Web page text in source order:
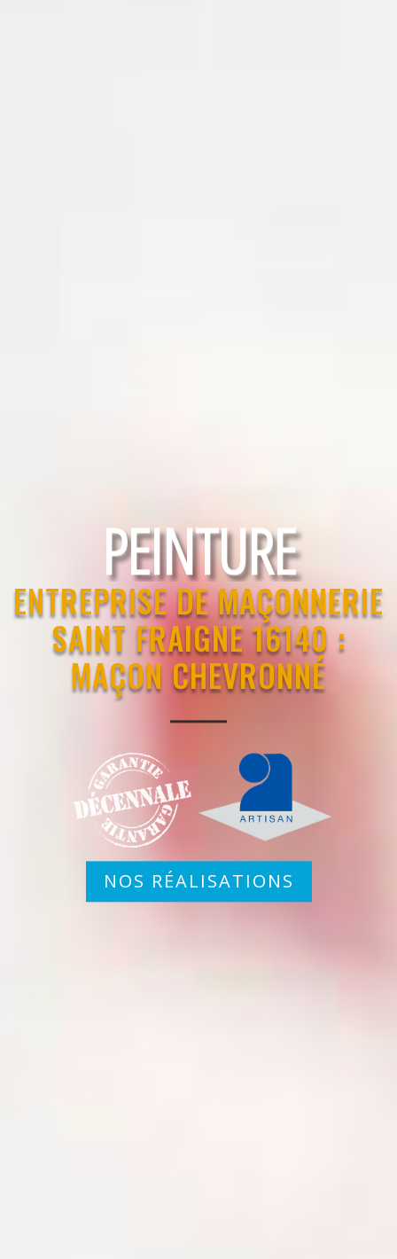
RAVALEMENT
ENTREPRISE DE MAÇONNERIE
SAINT FRAIGNE 16140 :
MAÇON CHEVRONNÉ
NOS RÉALISATIONS